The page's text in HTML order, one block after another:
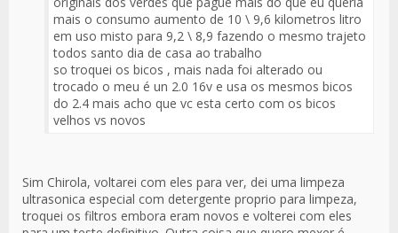
mais o consumo aumento de 10 \ 9,6 kilometros litro
em uso misto para 9,2 \ 8,9 fazendo o mesmo trajeto
todos santo dia de casa ao trabalho
so troquei os bicos , mais nada foi alterado ou
trocado o meu é un 2.0 16v e usa os mesmos bicos
do 2.4 mais acho que vc esta certo com os bicos
velhos vs novos
Sim Chirola, voltarei com eles para ver, dei uma limpeza
ultrasonica especial com detergente proprio para limpeza,
troquei os filtros embora eram novos e volterei com eles